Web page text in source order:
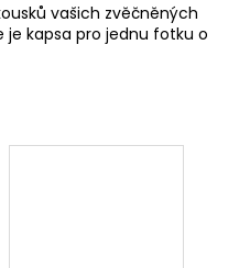
vašich zvěčněných
kapsa pro jednu fotku o